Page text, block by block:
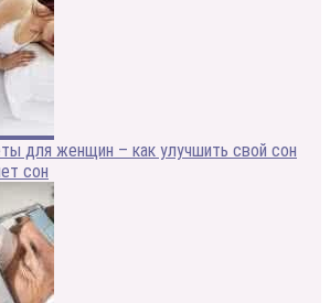
для женщин – как улучшить свой сон
сон